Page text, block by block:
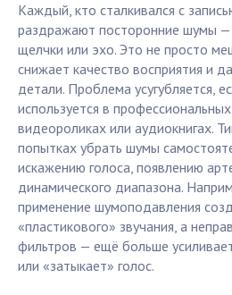
Каждый, кто сталкивался с
раздражают посторонние шумы
щелчки или эхо. Это не просто
снижает качество восприятия и
детали. Проблема усугубляется,
используется в
видеороликах или аудиокнигах.
попытках убрать шумы
искажению голоса, появлению
динамического диапазона.
применение шумоподавления
«пластикового» звучания, а
фильтров — ещё больше
или «затыкает» голос.